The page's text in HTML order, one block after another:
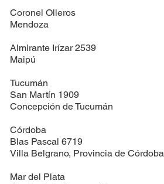
Coronel Olleros
Mendoza
Almirante Irízar 2539
Maipú
Tucumán
San Martín 1909
Concepción de Tucumán
Córdoba
Blas Pascal 6719
Villa Belgrano, Provincia de Córdoba
Mar del Plata